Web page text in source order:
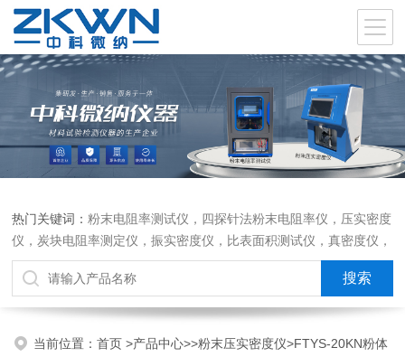
热门关键词：粉末电阻率测试仪，四探针法粉末电阻率仪，压实密度
仪，炭块电阻率测定仪，振实密度仪，比表面积测试仪，真密度仪，
炭块热膨胀仪，炭块透气率仪，炭块二氧化碳反应测定仪
当前位置：首页>产品中心>>粉末压实密度仪>FTYS-20KN粉体